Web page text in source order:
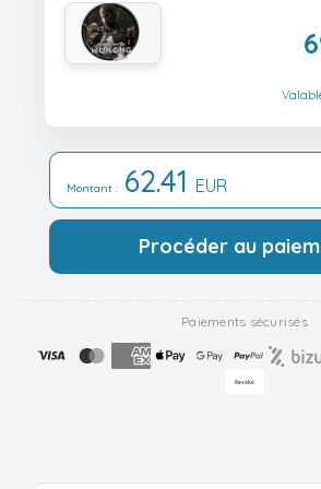
Montant : 62.41 EUR
Procéder au
Paiements sécurisés